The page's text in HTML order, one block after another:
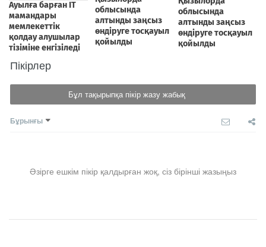
Пікірлер
Бұл тақырыпқа пікір жазу жабық
Бұрынғы
Әзірге ешкім пікір қалдырған жоқ, сіз бірінші жазыңыз